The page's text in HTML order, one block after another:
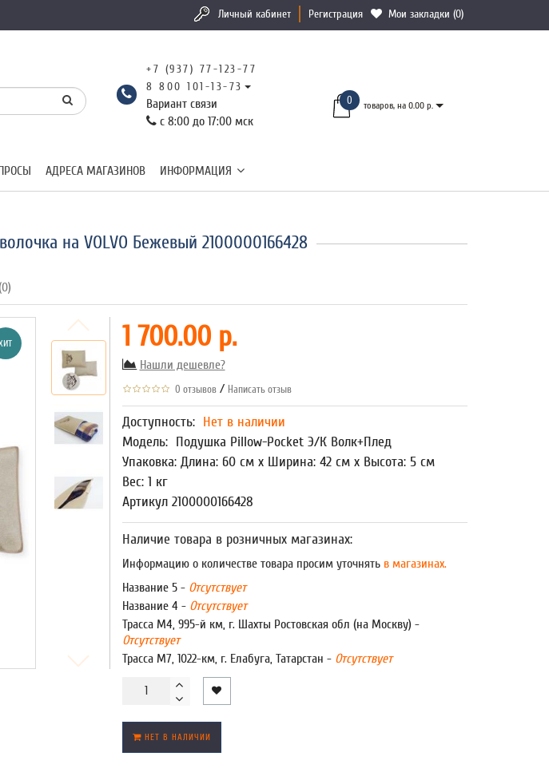
Личный кабинет Регистрация Мои закладки (0)
+7 (937) 77-123-77
8 800 101-13-73
Вариант связи
с 8:00 до 17:00 мск
0 товаров, на 0.00 р.
АДРЕСА МАГАЗИНОВ ИНФОРМАЦИЯ
на VOLVO Бежевый 2100000166428
1 700.00 р.
Нашли дешевле?
0 отзывов / Написать отзыв
Доступность: Нет в наличии
Модель: Подушка Pillow-Pocket Э/К Волк+Плед
Упаковка: Длина: 60 см x Ширина: 42 см x Высота: 5 см
Вес: 1 кг
Артикул 2100000166428
Наличие товара в розничных магазинах:
Информацию о количестве товара просим уточнятьв магазинах.
Название 5 - Отсутствует
Название 4 - Отсутствует
Трасса М4, 995-й км, г. Шахты Ростовская обл (на Москву) -
Отсутствует
Трасса М7, 1022-км, г. Елабуга, Татарстан - Отсутствует
НЕТ В НАЛИЧИИ